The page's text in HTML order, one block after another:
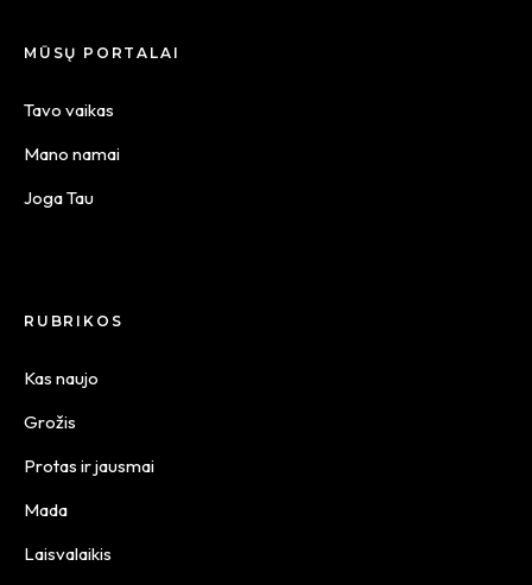
MŪSŲ PORTALAI
Tavo vaikas
Mano namai
Joga Tau
RUBRIKOS
Kas naujo
Grožis
Protas ir jausmai
Mada
Laisvalaikis